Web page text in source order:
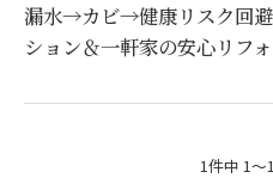
漏水→カビ→健康リスク回
ション＆一軒家の安心リフ
1件中 1～